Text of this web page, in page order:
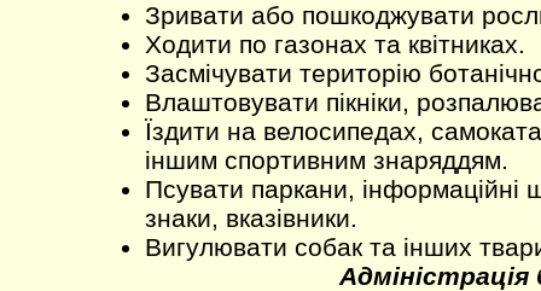
Зривати або пошкоджувати
Ходити по газонах та квітниках.
Засмічувати територію
Влаштовувати пікніки,
Їздити на велосипедах,
іншим спортивним знаряддям.
Псувати паркани, інформаційні
знаки, вказівники.
Вигулювати собак та інших
Адміністрація